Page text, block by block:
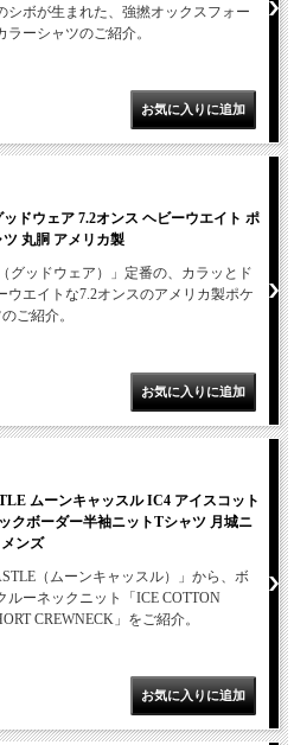
シボが生まれた、強撚オックスフォー
ラーシャツのご紹介。
ッドウェア 7.2オンス ヘビーウエイト ポ
丸胴 アメリカ製
（グッドウェア）」定番の、カラッとド
ウエイトな7.2オンスのアメリカ製ポケ
ご紹介。
ムーンキャッスル IC4 アイスコット
クボーダー半袖ニットTシャツ 月城ニ
ンズ
（ムーンキャッスル）」から、ボ
ルーネックニット「ICE COTTON
CREWNECK」をご紹介。